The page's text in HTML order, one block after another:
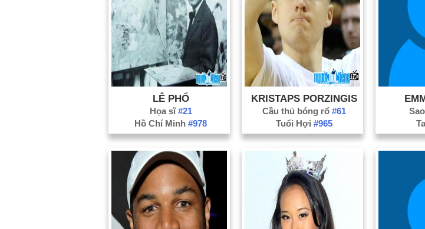
LÊ PHỔ
Họa sĩ#21
Hồ Chí Minh#978
KRISTAPS PORZINGIS
Cầu thủ bóng rổ#61
Tuổi Hợi#965